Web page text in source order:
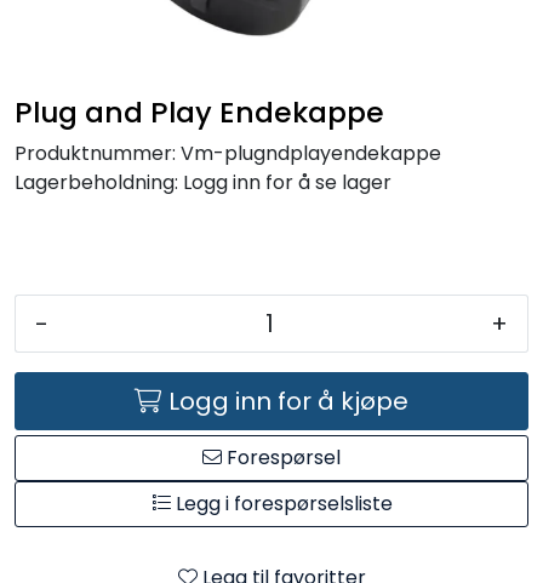
Plug and Play Endekappe
Produktnummer: Vm-plugndplayendekappe
Lagerbeholdning: Logg inn for å se lager
- +
Logg inn for å kjøpe
Forespørsel
Legg i forespørselsliste